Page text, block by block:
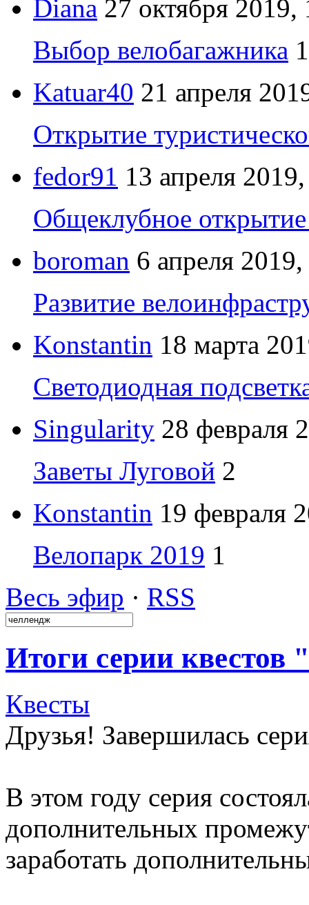
Diana 27 октября 2019,
Выбор велобагажника
Katuar40 21 апреля
Открытие
fedor91 13 апреля
Общеклубное открытие
boroman 6 апреля
Развитие
Konstantin 18 марта
Светодиодная
Singularity 28 февраля
Заветы Луговой 2
Konstantin 19 февраля
Велопарк 2019 1
Весь эфир · RSS
Итоги серии квестов
Квесты
Друзья! Завершилась
В этом году серия
дополнительных
заработать